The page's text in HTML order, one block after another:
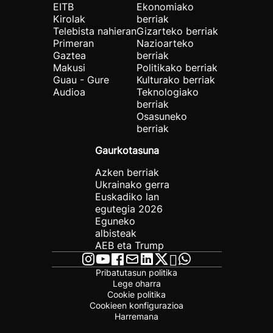
EITB
Kirolak
Telebista nahieran
Primeran
Gaztea
Makusi
Guau - Gure
Audioa
Ekonomiako
berriak
Gizarteko berriak
Nazioarteko
berriak
Politikako berriak
Kulturako berriak
Teknologiako
berriak
Osasuneko
berriak
Gaurkotasuna
Azken berriak
Ukrainako gerra
Euskadiko lan
egutegia 2026
Eguneko
albisteak
AEB eta Trump
Pribatutasun politika
Lege oharra
Cookie politika
Cookieen konfigurazioa
Harremana